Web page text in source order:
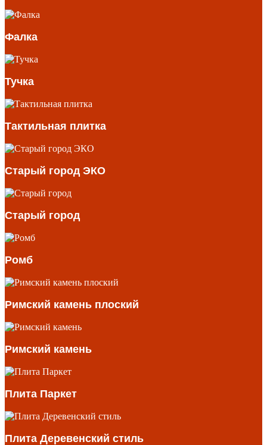
Фалка
Тучка
Тактильная плитка
Старый город ЭКО
Старый город
Ромб
Римский камень плоский
Римский камень
Плита Паркет
Плита Деревенский стиль